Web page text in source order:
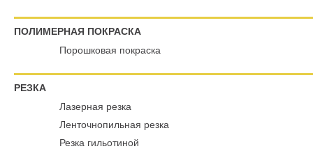
ПОЛИМЕРНАЯ ПОКРАСКА
Порошковая покраска
РЕЗКА
Лазерная резка
Ленточнопильная резка
Резка гильотиной